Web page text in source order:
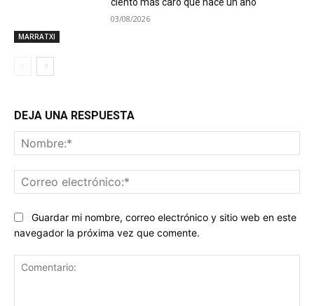
MARRATXI
ciento más caro que hace un año
03/08/2026
DEJA UNA RESPUESTA
Guardar mi nombre, correo electrónico y sitio web en este
navegador la próxima vez que comente.